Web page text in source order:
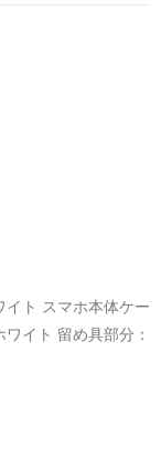
ト スマホ本体ケー
イト 留め具部分：